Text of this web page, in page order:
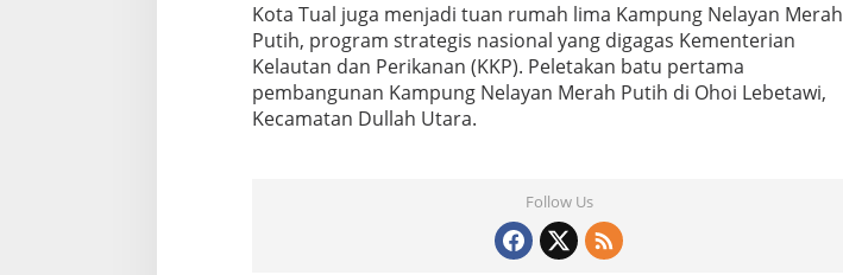
Kota Tual juga menjadi tuan rumah lima Kampung Nelayan Merah
Putih, program strategis nasional yang digagas Kementerian
Kelautan dan Perikanan (KKP). Peletakan batu pertama
pembangunan Kampung Nelayan Merah Putih di Ohoi Lebetawi,
Kecamatan Dullah Utara.
Follow Us